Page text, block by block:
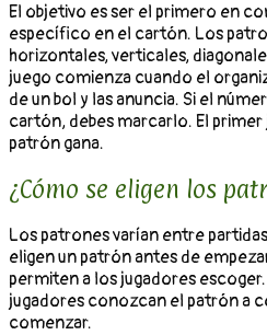
El objetivo es ser el primero en
específico en el cartón. Los
horizontales, verticales,
juego comienza cuando el
de un bol y las anuncia. Si el
cartón, debes marcarlo. El
patrón gana.
¿Cómo se eligen los
Los patrones varían entre
eligen un patrón antes de
permiten a los jugadores
jugadores conozcan el patrón a
comenzar.